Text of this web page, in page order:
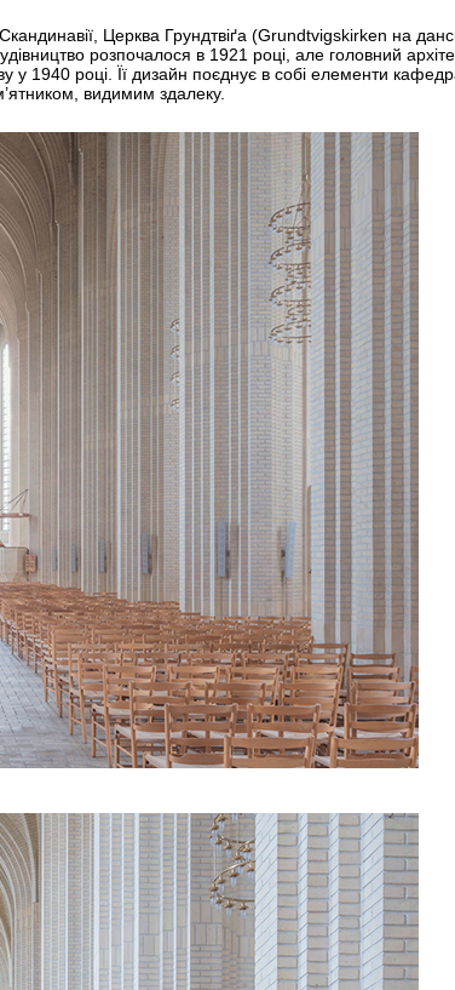
Церква Грундтвіґа (Grundtvigskirken на
розпочалося в 1921 році, але головний
у 1940 році. Її дизайн поєднує в собі елементи
видимим здалеку.